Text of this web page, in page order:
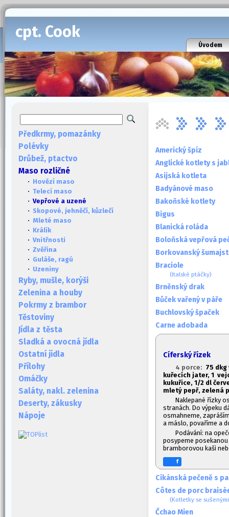
cpt. Cook
Úvodem
Předkrmy, pomazánky
Polévky
Drůbež, ptactvo
Maso rozličné
· Hovězí maso
· Telecí maso
· Vepřové a uzené
· Skopové, jehněčí, kůzlečí
· Mleté maso
· Králík
· Vnitřnosti
· Zvěřina
· Guláše, ragú
· Uzeniny
Ryby, mušle, korýši
Zelenina a houby
Pokrmy z brambor
Těstoviny
Jídla z těsta
Sladká a ovocná jídla
Ostatní jídla
Přílohy
Omáčky
Saláty, nakl. zelenina
Deserty, zákusky
Nápoje
Americký špíz
Anglické kotlety s
Asijská kotleta
Badyánové maso
Bakoňské kotlety
Bigus
Blanická roláda
Boloňská vepřová
Borkovanský
Braciole
(Italské ptáčky)
Brněnský drak
Bůček vařený v páře
Buchlovský špaček
Carne adobada
Cíferský řízek
4 porce: 75 dkg
kuřecích jater, 1
kukuřice, 1/2 dl
mletý pepř, zelená
Naklepané řízky
stranách. Do výpeku
osmahneme,
a máslo, povaříme a
Podávání: na
posypeme
bramborovou kaši
f
Cikánská pečeně s
Côtes de porc
(Kotletky se
Čchao Mien